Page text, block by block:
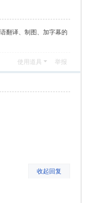
翻译、制图、加字幕的
使用道具 举报
收起回复